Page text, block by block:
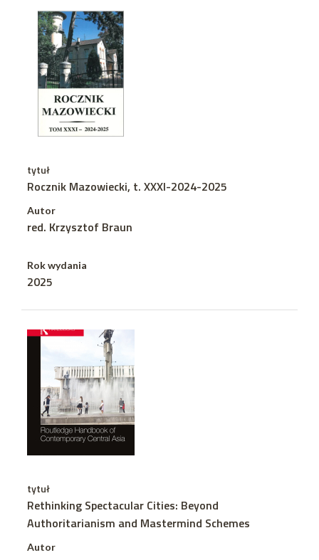
tytuł
Rocznik Mazowiecki, t. XXXI-2024-2025
Autor
red. Krzysztof Braun
Rok wydania
2025
tytuł
Rethinking Spectacular Cities: Beyond
Authoritarianism and Mastermind Schemes
Autor